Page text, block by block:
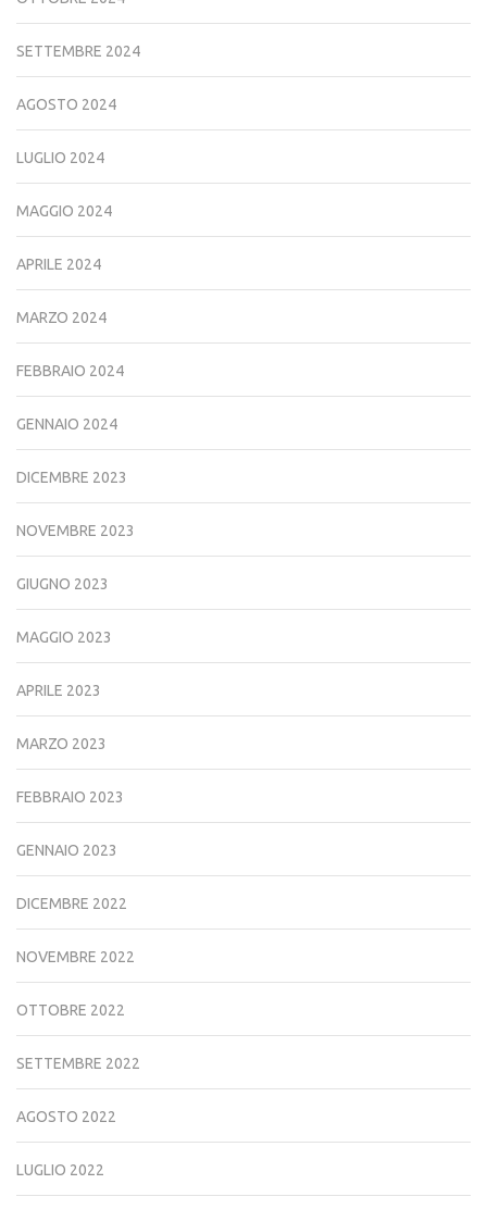
SETTEMBRE 2024
AGOSTO 2024
LUGLIO 2024
MAGGIO 2024
APRILE 2024
MARZO 2024
FEBBRAIO 2024
GENNAIO 2024
DICEMBRE 2023
NOVEMBRE 2023
GIUGNO 2023
MAGGIO 2023
APRILE 2023
MARZO 2023
FEBBRAIO 2023
GENNAIO 2023
DICEMBRE 2022
NOVEMBRE 2022
OTTOBRE 2022
SETTEMBRE 2022
AGOSTO 2022
LUGLIO 2022